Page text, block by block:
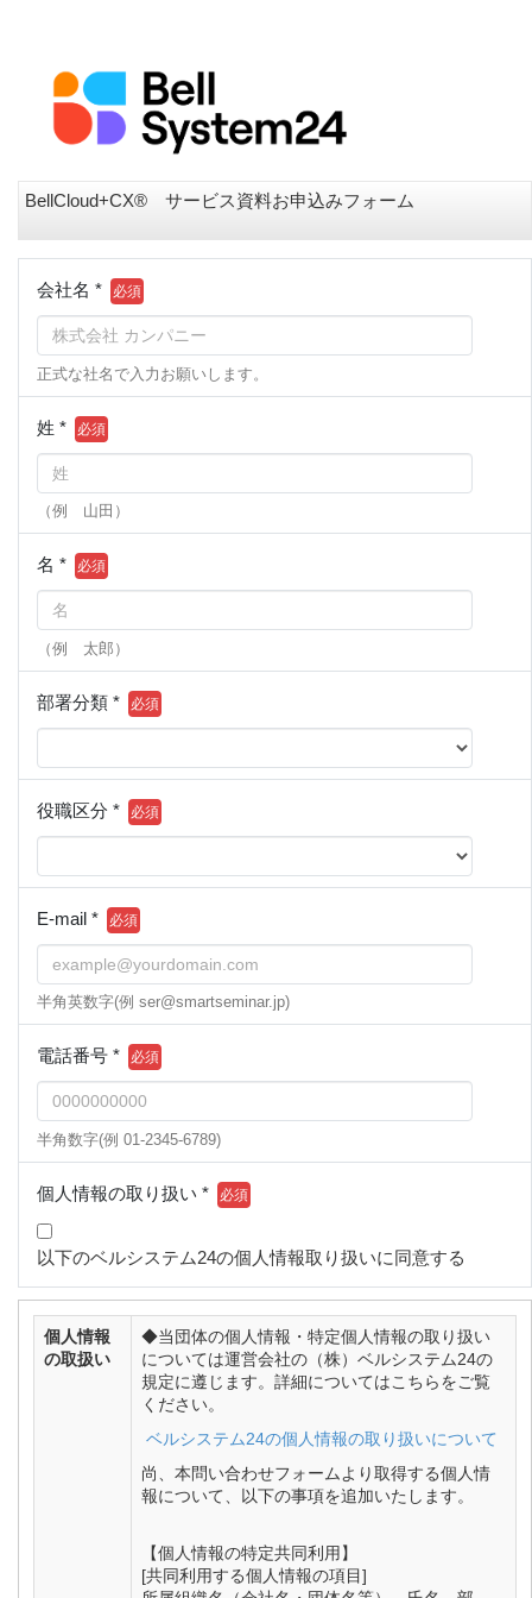
BellCloud+CX® サービス資料お申込みフォーム
会社名 *
正式な社名で入力お願いします。
姓 *
（例 山田）
名 *
（例 太郎）
部署分類 *
役職区分 *
E-mail *
半角英数字(例 ser@smartseminar.jp)
電話番号 *
半角数字(例 01-2345-6789)
個人情報の取り扱い *
以下のベルシステム24の個人情報取り扱いに同意する
個人情報
の取扱い
◆当団体の個人情報・特定個人情報の取り扱い
については運営会社の（株）ベルシステム24の
規定に遵じます。詳細についてはこちらをご覧
ください。
ベルシステム24の個人情報の取り扱いについて
尚、本問い合わせフォームより取得する個人情
報について、以下の事項を追加いたします。
【個人情報の特定共同利用】
[共同利用する個人情報の項目]